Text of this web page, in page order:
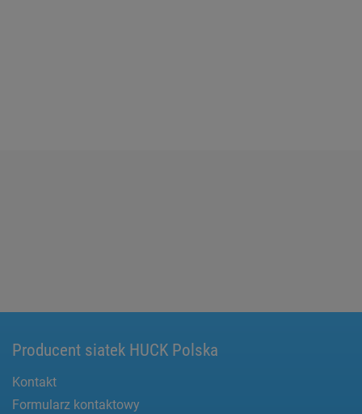
Producent siatek HUCK Polska
Kontakt
Formularz kontaktowy